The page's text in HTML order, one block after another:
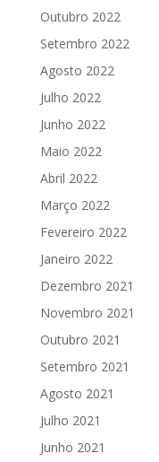
Outubro 2022
Setembro 2022
Agosto 2022
Julho 2022
Junho 2022
Maio 2022
Abril 2022
Março 2022
Fevereiro 2022
Janeiro 2022
Dezembro 2021
Novembro 2021
Outubro 2021
Setembro 2021
Agosto 2021
Julho 2021
Junho 2021